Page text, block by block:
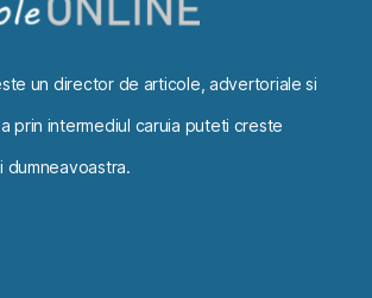
un director de articole, advertoriale si
prin intermediul caruia puteti creste